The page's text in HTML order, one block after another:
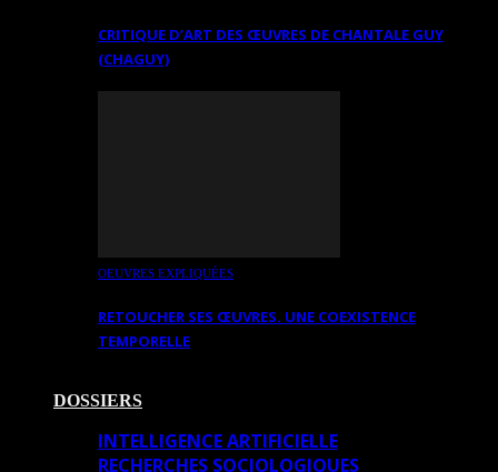
CRITIQUE D’ART DES ŒUVRES DE CHANTALE GUY
(CHAGUY)
OEUVRES EXPLIQUÉES
RETOUCHER SES ŒUVRES. UNE COEXISTENCE
TEMPORELLE
DOSSIERS
INTELLIGENCE ARTIFICIELLE
RECHERCHES SOCIOLOGIQUES